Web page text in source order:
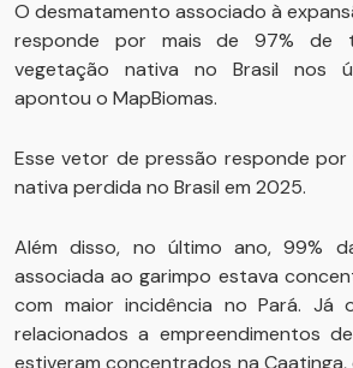
O desmatamento associado à
responde por mais de 97% de
vegetação nativa no Brasil nos
apontou o MapBiomas.
Esse vetor de pressão responde
nativa perdida no Brasil em 2025.
Além disso, no último ano, 99%
associada ao garimpo estava
com maior incidência no Pará. Já
relacionados a empreendimentos
estiveram concentrados na